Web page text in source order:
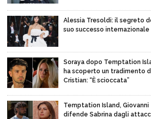
Alessia Tresoldi: il segreto
suo successo internazionale
Soraya dopo Temptation
ha scoperto un tradimento
Cristian: “È scioccata”
Temptation Island, Giovanni
difende Sabrina dagli